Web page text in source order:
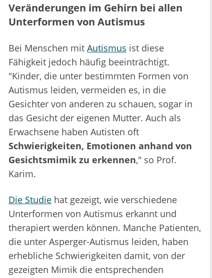
Veränderungen im Gehirn bei allen
Unterformen von Autismus
Bei Menschen mit Autismus ist diese
Fähigkeit jedoch häufig beeinträchtigt.
"Kinder, die unter bestimmten Formen von
Autismus leiden, vermeiden es, in die
Gesichter von anderen zu schauen, sogar in
das Gesicht der eigenen Mutter. Auch als
Erwachsene haben Autisten oft
Schwierigkeiten, Emotionen anhand von
Gesichtsmimik zu erkennen," so Prof.
Karim.
Die Studie hat gezeigt, wie verschiedene
Unterformen von Autismus erkannt und
therapiert werden können. Manche Patienten,
die unter Asperger-Autismus leiden, haben
erhebliche Schwierigkeiten damit, von der
gezeigten Mimik die entsprechenden